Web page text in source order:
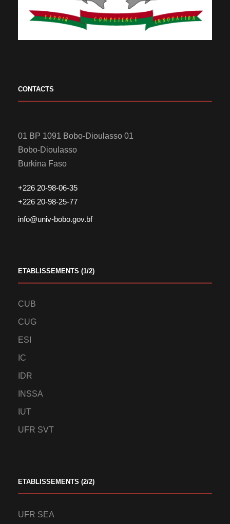
CONTACTS
01 BP 1091 Bobo-Dioulasso 01
Bobo-Dioulasso
Burkina Faso
+226 20-98-06-35
+226 20-98-25-77
info@univ-bobo.gov.bf
ETABLISSEMENTS (1/2)
CUB
CUG
ESI
IC
IDR
INSSA
IUT
UFR SVT
ETABLISSEMENTS (2/2)
UFR SEA